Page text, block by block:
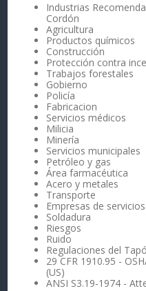
Industrias
Cordón
Agricultura
Productos químicos
Construcción
Protección contra
Trabajos forestales
Gobierno
Policía
Fabricacion
Servicios médicos
Milicia
Minería
Servicios municipales
Petróleo y gas
Área farmacéutica
Acero y metales
Transporte
Empresas de
Soldadura
Riesgos
Ruido
Regulaciones del
29 CFR 1910.95 -
(US)
ANSI S3.19-1974 -